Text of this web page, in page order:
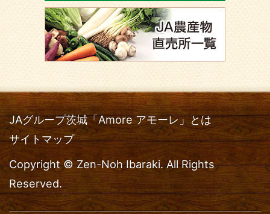
JAグループ茨城「Amore アモーレ」とは
サイトマップ
Copyright © Zen-Noh Ibaraki. All Rights
Reserved.